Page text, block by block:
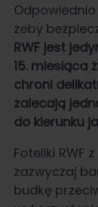
żeby
RWF jest
15. miesiąca
chroni
zalecają
do kierunku
Foteliki RWF
zazwyczaj
budkę